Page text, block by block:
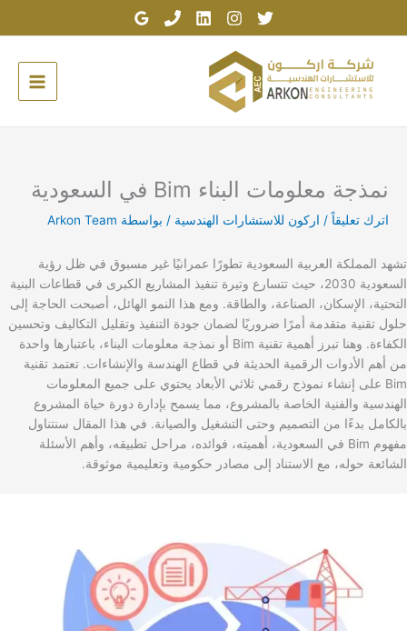
نمذجة معلومات البناء Bim في السعودية
اترك تعليقاً / اركون للاستشارات الهندسية / بواسطة Arkon Team
تشهد المملكة العربية السعودية تطورًا عمرانيًا غير مسبوق في ظل رؤية
السعودية 2030، حيث تتسارع وتيرة تنفيذ المشاريع الكبرى في قطاعات البنية
التحتية، الإسكان، الصناعة، والطاقة. ومع هذا النمو الهائل، أصبحت الحاجة إلى
حلول تقنية متقدمة أمرًا ضروريًا لضمان جودة التنفيذ وتقليل التكاليف وتحسين
الكفاءة. وهنا تبرز أهمية تقنية Bim أو نمذجة معلومات البناء، باعتبارها واحدة
من أهم الأدوات الرقمية الحديثة في قطاع الهندسة والإنشاءات. تعتمد تقنية
Bim على إنشاء نموذج رقمي ثلاثي الأبعاد يحتوي على جميع المعلومات
الهندسية والفنية الخاصة بالمشروع، مما يسمح بإدارة دورة حياة المشروع
بالكامل بدءًا من التصميم وحتى التشغيل والصيانة. في هذا المقال سنتناول
مفهوم Bim في السعودية، أهميته، فوائده، مراحل تطبيقه، وأهم الأسئلة
الشائعة حوله، مع الاستناد إلى مصادر حكومية وتعليمية موثوقة.